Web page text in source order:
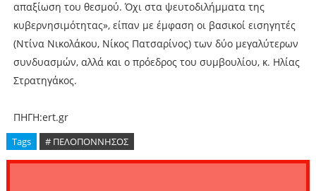
απαξίωση του θεσμού. Όχι στα ψευτοδιλήμματα της
κυβερνησιμότητας», είπαν με έμφαση οι βασικοί εισηγητές
(Ντίνα Νικολάκου, Νίκος Πατσαρίνος) των δύο μεγαλύτερων
συνδυασμών, αλλά και ο πρόεδρος του συμβουλίου, κ. Ηλίας
Στρατηγάκος.
ΠΗΓΗ:ert.gr
Tags # ΠΕΛΟΠΟΝΝΗΣΟΣ